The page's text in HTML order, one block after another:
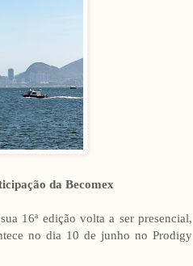
da Becomex
16ª edição volta a ser presencial,
no dia 10 de junho no Prodigy